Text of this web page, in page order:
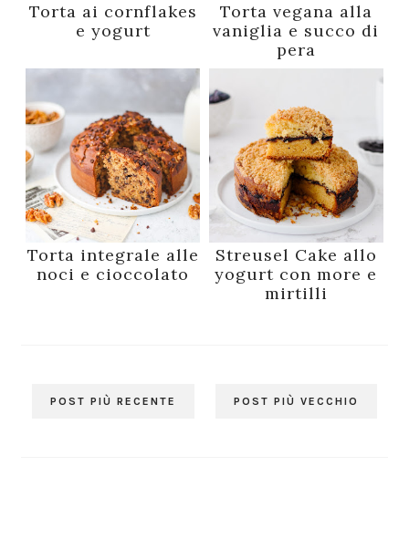
Torta ai cornflakes
e yogurt
Torta vegana alla
vaniglia e succo di
pera
Torta integrale alle
noci e cioccolato
Streusel Cake allo
yogurt con more e
mirtilli
POST PIÙ RECENTE POST PIÙ VECCHIO